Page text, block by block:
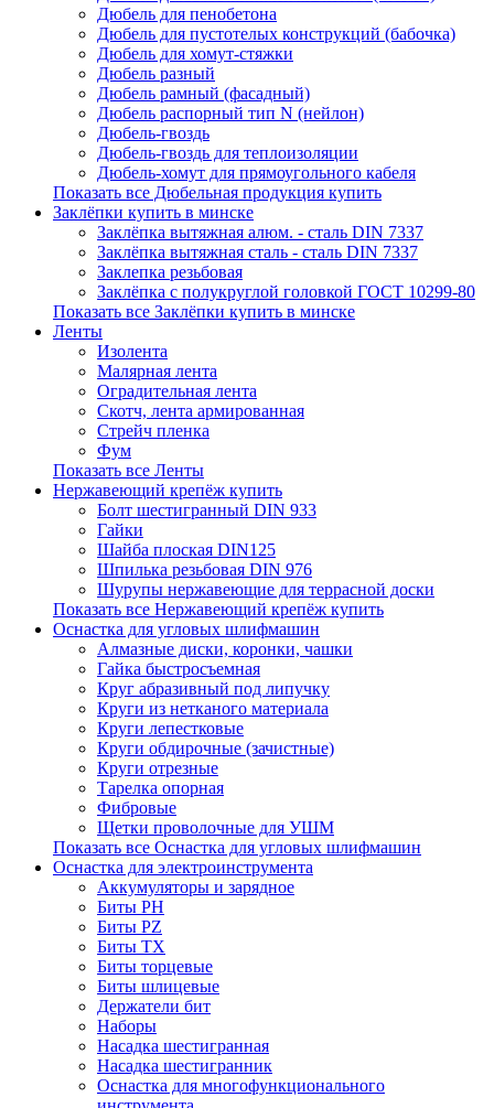
Дюбель для пенобетона
Дюбель для пустотелых конструкций (бабочка)
Дюбель для хомут-стяжки
Дюбель разный
Дюбель рамный (фасадный)
Дюбель распорный тип N (нейлон)
Дюбель-гвоздь
Дюбель-гвоздь для теплоизоляции
Дюбель-хомут для прямоугольного кабеля
Показать все Дюбельная продукция купить
Заклёпки купить в минске
Заклёпка вытяжная алюм. - сталь DIN 7337
Заклёпка вытяжная сталь - сталь DIN 7337
Заклепка резьбовая
Заклёпка с полукруглой головкой ГОСТ 10299-80
Показать все Заклёпки купить в минске
Ленты
Изолента
Малярная лента
Оградительная лента
Скотч, лента армированная
Стрейч пленка
Фум
Показать все Ленты
Нержавеющий крепёж купить
Болт шестигранный DIN 933
Гайки
Шайба плоская DIN125
Шпилька резьбовая DIN 976
Шурупы нержавеющие для террасной доски
Показать все Нержавеющий крепёж купить
Оснастка для угловых шлифмашин
Алмазные диски, коронки, чашки
Гайка быстросъемная
Круг абразивный под липучку
Круги из нетканого материала
Круги лепестковые
Круги обдирочные (зачистные)
Круги отрезные
Тарелка опорная
Фибровые
Щетки проволочные для УШМ
Показать все Оснастка для угловых шлифмашин
Оснастка для электроинструмента
Аккумуляторы и зарядное
Биты PH
Биты PZ
Биты TX
Биты торцевые
Биты шлицевые
Держатели бит
Наборы
Насадка шестигранная
Насадка шестигранник
Оснастка для многофункционального